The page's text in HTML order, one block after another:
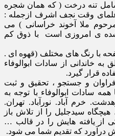
تنه درخت ( که همان شجره
به مهر ٢٦ تن از علمای وقت نجف اشرف ازجمله :
ملا آخوند خراسانی ) می
ی امروزی است با ذوق کم
های مزبور شامل ١٠ صفحه با رنگ های مختلف (قهوه ای .
خاندانی از سادات ابوالوفاء
قرار گیرد.
و جستجو ، تحقیق و ثبت
سادات ابوالوفاء با توجه به
خرم آباد. نورآباد. تهران.
سیدجلیل را از تلاش باز
از یافته هایش را در قالب …
درآورد که تقدیم شما می شود.